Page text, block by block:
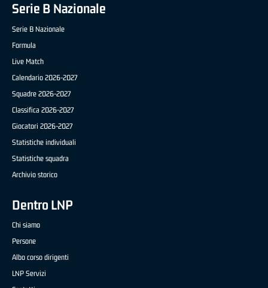
Serie B Nazionale
Serie B Nazionale
Formula
Live Match
Calendario 2026-2027
Squadre 2026-2027
Classifica 2026-2027
Giocatori 2026-2027
Statistiche individuali
Statistiche squadra
Archivio storico
Dentro LNP
Chi siamo
Persone
Albo corso dirigenti
LNP Servizi